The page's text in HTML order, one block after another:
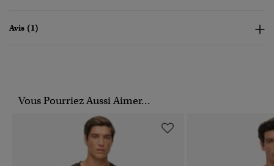
Avis (1)
Vous Pourriez Aussi Aimer...